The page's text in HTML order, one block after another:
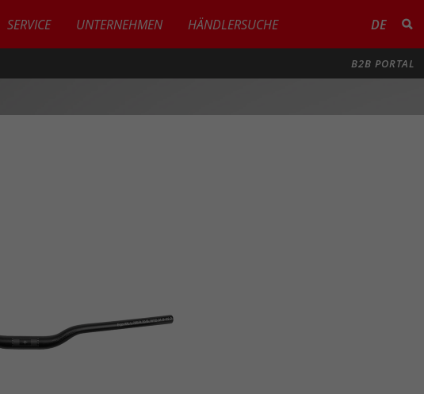
SERVICE UNTERNEHMEN HÄNDLERSUCHE DE
B2B PORTAL